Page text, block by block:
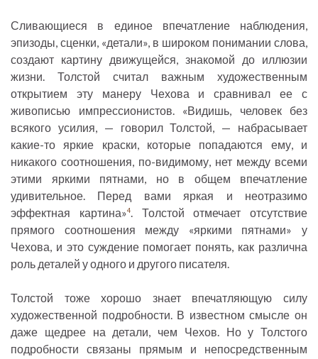
Сливающиеся в единое впечатление наблюдения,
эпизоды, сценки, «детали», в широком понимании слова,
создают картину движущейся, знакомой до иллюзии
жизни. Толстой считал важным художественным
открытием эту манеру Чехова и сравнивал ее с
живописью импрессионистов. «Видишь, человек без
всякого усилия, — говорил Толстой, — набрасывает
какие-то яркие краски, которые попадаются ему, и
никакого соотношения, по-видимому, нет между всеми
этими яркими пятнами, но в общем впечатление
удивительное. Перед вами яркая и неотразимо
эффектная картина»4. Толстой отмечает отсутствие
прямого соотношения между «яркими пятнами» у
Чехова, и это суждение помогает понять, как различна
роль деталей у одного и другого писателя.
Толстой тоже хорошо знает впечатляющую силу
художественной подробности. В известном смысле он
даже щедрее на детали, чем Чехов. Но у Толстого
подробности связаны прямым и непосредственным